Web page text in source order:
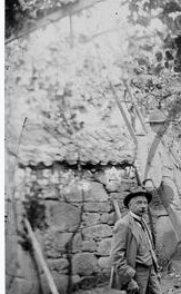
POLÍTICA
PÚBLICA
PÚBLICAS